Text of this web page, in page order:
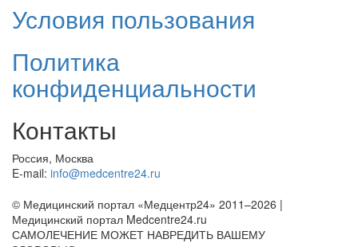
Условия пользования
Политика
конфиденциальности
Контакты
Россия, Москва
E-mail: info@medcentre24.ru
© Медицинский портал «Медцентр24» 2011–2026 |
Медицинский портал Medcentre24.ru
САМОЛЕЧЕНИЕ МОЖЕТ НАВРЕДИТЬ ВАШЕМУ